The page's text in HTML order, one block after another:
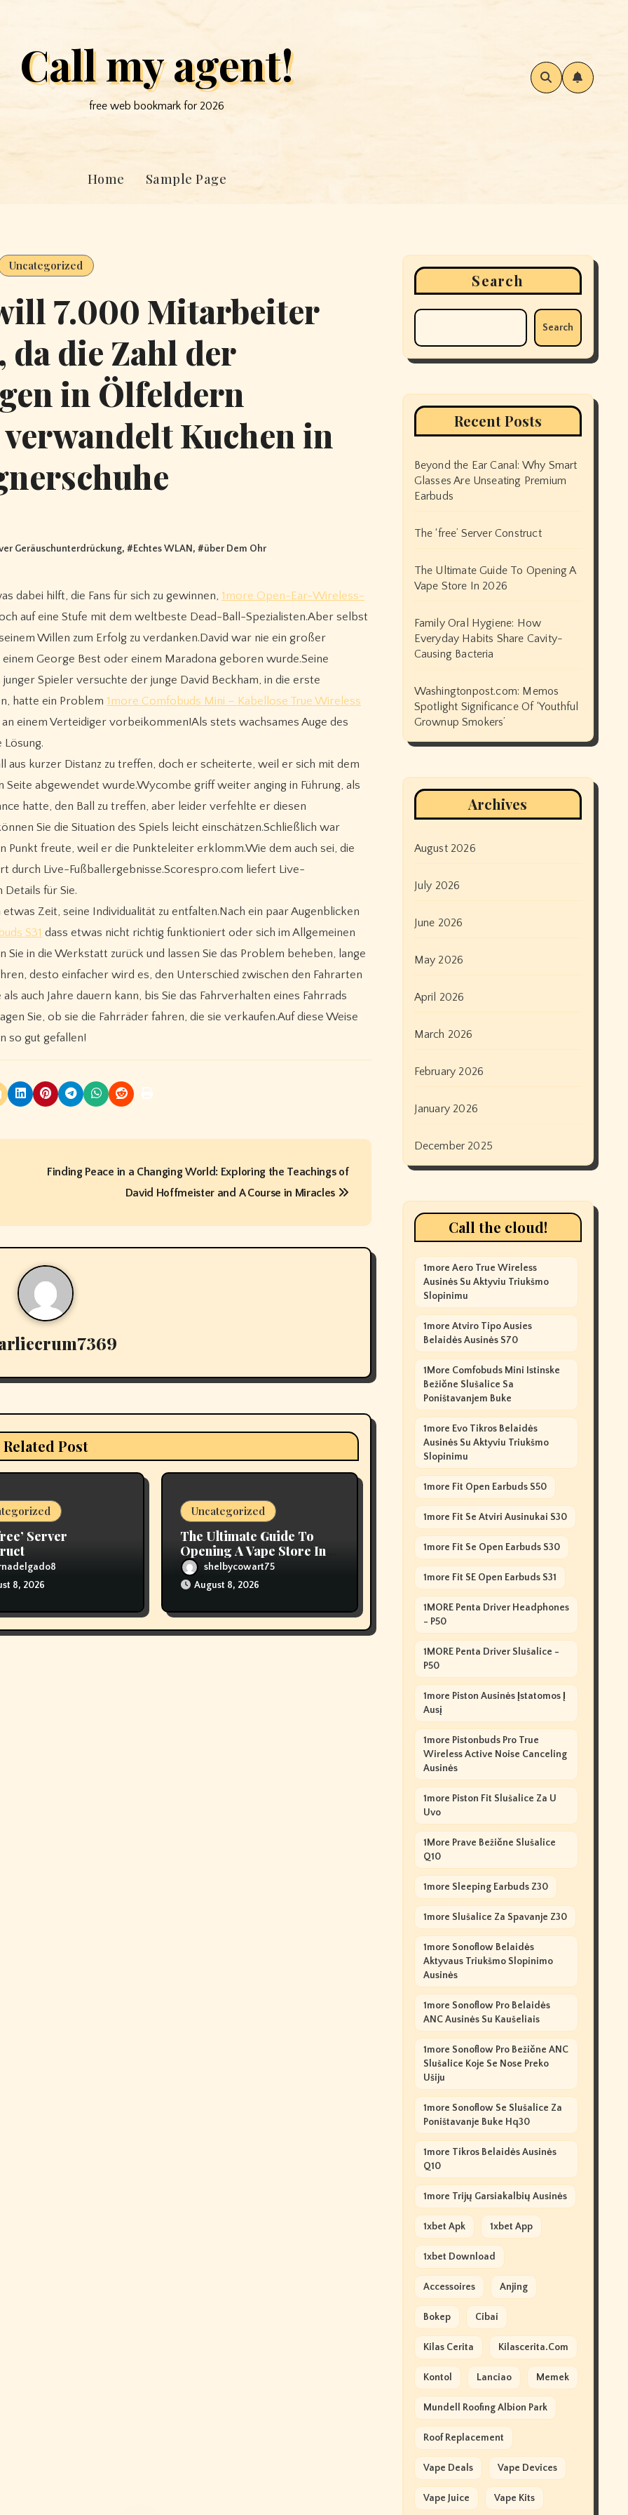
Call my agent!
free web bookmark for 2026
Home Sample Page
Uncategorized
7.000 Mitarbeiter
da die Zahl der
in Ölfeldern
Kuchen in
Geräuschunterdrückung, #Echtes WLAN , #über Dem Ohr
dabei hilft, die Fans für sich zu gewinnen, 1more Open-Ear-Wireless-
auf eine Stufe mit dem weltbeste Dead-Ball-Spezialisten.Aber selbst
Willen zum Erfolg zu verdanken.David war nie ein großer
George Best oder einem Maradona geboren wurde.Seine
Spieler versuchte der junge David Beckham, in die erste
hatte ein Problem 1more Comfobuds Mini – Kabellose True Wireless
einem Verteidiger vorbeikommen!Als stets wachsames Auge des
aus kurzer Distanz zu treffen, doch er scheiterte, weil er sich mit dem
Seite abgewendet wurde.Wycombe griff weiter anging in Führung, als
hatte, den Ball zu treffen, aber leider verfehlte er diesen
Sie die Situation des Spiels leicht einschätzen.Schließlich war
freute, weil er die Punkteleiter erklomm.Wie dem auch sei, die
durch Live-Fußballergebnisse.Scorespro.com liefert Live-
Details für Sie.
etwas Zeit, seine Individualität zu entfalten.Nach ein paar Augenblicken
S31 dass etwas nicht richtig funktioniert oder sich im Allgemeinen
in die Werkstatt zurück und lassen Sie das Problem beheben, lange
desto einfacher wird es, den Unterschied zwischen den Fahrarten
auch Jahre dauern kann, bis Sie das Fahrverhalten eines Fahrrads
Sie, ob sie die Fahrräder fahren, die sie verkaufen.Auf diese Weise
so gut gefallen!
Finding Peace in a Changing World: Exploring the Teachings of
David Hoffmeister and A Course in Miracles
Related Post
Server
8, 2026
Uncategorized
The Ultimate Guide To
Opening A Vape Store In
2026shelbycowart75
August 8, 2026
Search
Search
Recent Posts
Beyond the Ear Canal: Why Smart
Glasses Are Unseating Premium
Earbuds
The ‘free’ Server Construct
The Ultimate Guide To Opening A
Vape Store In 2026
Family Oral Hygiene: How
Everyday Habits Share Cavity-
Causing Bacteria
Washingtonpost.com: Memos
Spotlight Significance Of ‘Youthful
Grownup Smokers’
Archives
August 2026
July 2026
June 2026
May 2026
April 2026
March 2026
February 2026
January 2026
December 2025
Call the cloud!
1more Aero True Wireless
Ausinės Su Aktyviu Triukšmo
Slopinimu
1more Atviro Tipo Ausies
Belaidės Ausinės S70
1More Comfobuds Mini Istinske
Bežične Slušalice Sa
Poništavanjem Buke
1more Evo Tikros Belaidės
Ausinės Su Aktyviu Triukšmo
Slopinimu
1more Fit Open Earbuds S50
1more Fit Se Atviri Ausinukai S30
1more Fit Se Open Earbuds S30
1more Fit SE Open Earbuds S31
1MORE Penta Driver Headphones
- P50
1MORE Penta Driver Slušalice -
P50
1more Piston Ausinės Įstatomos Į
Ausį
1more Pistonbuds Pro True
Wireless Active Noise Canceling
Ausinės
1more Piston Fit Slušalice Za U
Uvo
1More Prave Bežične Slušalice
Q10
1more Sleeping Earbuds Z30
1more Slušalice Za Spavanje Z30
1more Sonoflow Belaidės
Aktyvaus Triukšmo Slopinimo
Ausinės
1more Sonoflow Pro Belaidės
ANC Ausinės Su Kaušeliais
1more Sonoflow Pro Bežične ANC
Slušalice Koje Se Nose Preko
Ušiju
1more Sonoflow Se Slušalice Za
Poništavanje Buke Hq30
1more Tikros Belaidės Ausinės
Q10
1more Trijų Garsiakalbių Ausinės
1xbet Apk 1xbet App
1xbet Download
Accessoires Anjing
Bokep Cibai
Kilas Cerita Kilascerita.com
Kontol Lanciao Memek
Mundell Roofing Albion Park
Roof Replacement
Vape Deals Vape Devices
Vape Juice Vape Kits